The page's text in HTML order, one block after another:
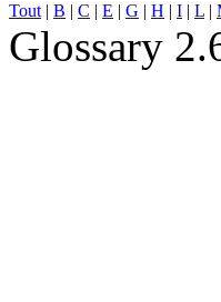
Tout| B | C | E | G | H | I | L |
Glossary